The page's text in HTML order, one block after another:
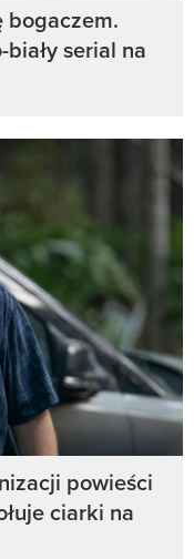
bogaczem.
serial na
powieści
ciarki na